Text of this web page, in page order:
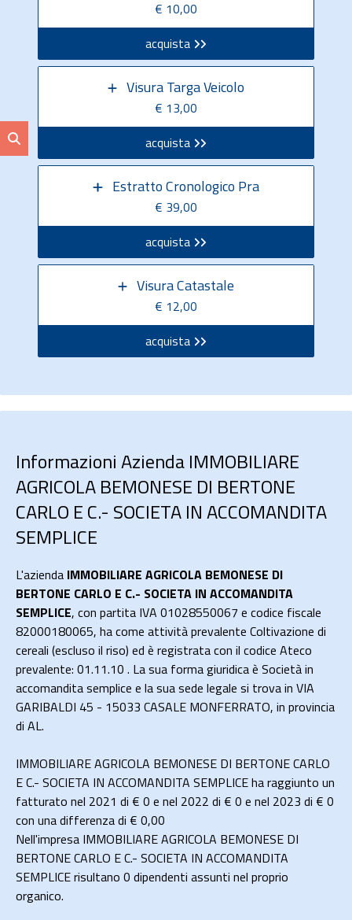
€ 10,00
acquista
Visura Targa Veicolo
€ 13,00
acquista
Estratto Cronologico Pra
€ 39,00
acquista
Visura Catastale
€ 12,00
acquista
Informazioni Azienda IMMOBILIARE
AGRICOLA BEMONESE DI BERTONE
CARLO E C.- SOCIETA IN ACCOMANDITA
SEMPLICE
L'azienda IMMOBILIARE AGRICOLA BEMONESE DI
BERTONE CARLO E C.- SOCIETA IN ACCOMANDITA
SEMPLICE, con partita IVA 01028550067 e codice fiscale
82000180065, ha come attività prevalente Coltivazione di
cereali (escluso il riso) ed è registrata con il codice Ateco
prevalente: 01.11.10 . La sua forma giuridica è Società in
accomandita semplice e la sua sede legale si trova in VIA
GARIBALDI 45 - 15033 CASALE MONFERRATO, in provincia
di AL.
IMMOBILIARE AGRICOLA BEMONESE DI BERTONE CARLO
E C.- SOCIETA IN ACCOMANDITA SEMPLICE ha raggiunto un
fatturato nel 2021 di € 0 e nel 2022 di € 0 e nel 2023 di € 0
con una differenza di € 0,00
Nell'impresa IMMOBILIARE AGRICOLA BEMONESE DI
BERTONE CARLO E C.- SOCIETA IN ACCOMANDITA
SEMPLICE risultano 0 dipendenti assunti nel proprio
organico.